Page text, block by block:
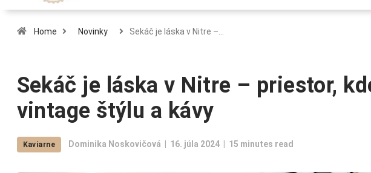
Home Novinky Sekáč je láska v Nitre –…
Sekáč je láska v Nitre – priestor,
vintage štýlu a kávy
Kaviarne Dominika Noskovičová 16. júla 2024 15 minutes read